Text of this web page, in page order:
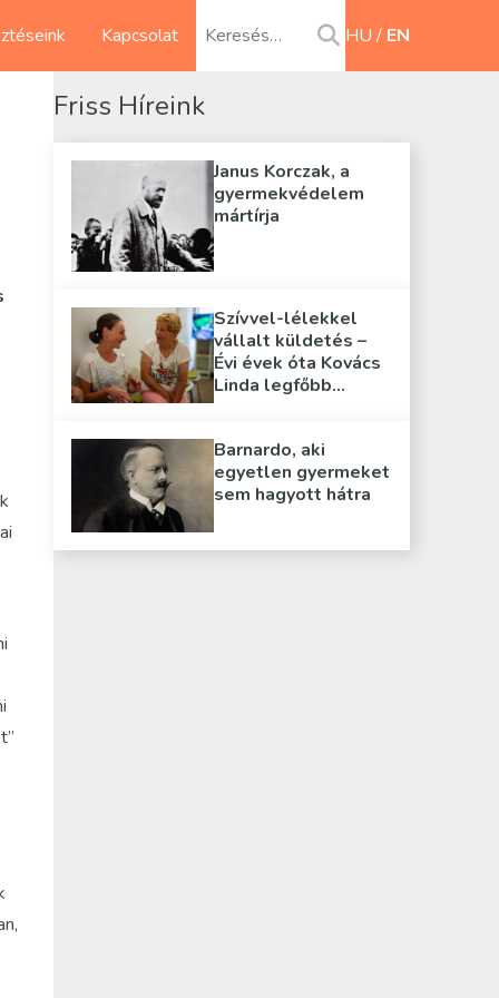
Kapcsolat HU EN
Friss Híreink
Janus Korczak, a
gyermekvédelem
mártírja
Szívvel-lélekkel
vállalt küldetés –
Évi évek óta Kovács
Linda legfőbb
Barnardo, aki
egyetlen gyermeket
sem hagyott hátra